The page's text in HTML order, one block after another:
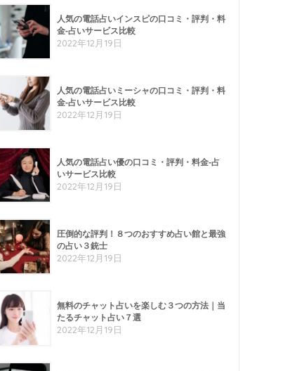
人気の電話占いインスピの口コミ・評判・料
金-占いサービス比較
2022年12月19日
人気の電話占いミーシャの口コミ・評判・料
金-占いサービス比較
2022年12月19日
人気の電話占い優の口コミ・評判・料金-占
いサービス比較
2022年12月19日
圧倒的な評判！８つのおすすめ占い館と最強
の占い３銃士
2022年12月19日
無料のチャット占いを楽しむ３つの方法｜当
たるチャット占い７選
2022年12月19日